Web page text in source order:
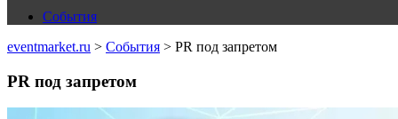
События
eventmarket.ru > События > PR под запретом
PR под запретом